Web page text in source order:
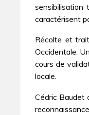
sensibilisation
caractérisent
Récolte et
Occidentale.
cours de
locale.
Cédric Baudet